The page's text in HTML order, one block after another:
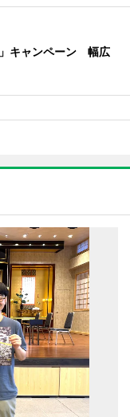
キャンペーン 幅広